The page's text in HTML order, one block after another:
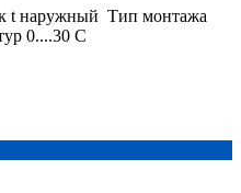
t наружный Тип монтажа
0....30 С